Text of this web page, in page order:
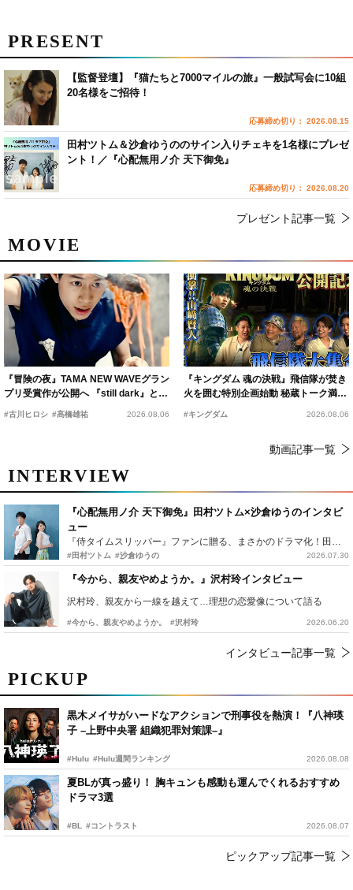
PICKUP
黒木メイサがハードなアクションで刑事役を熱演！『八神瑛
子 –上野中央署 組織犯罪対策課–』
#Hulu #Hulu週間ランキング 2026.08.08
夏BLが真っ盛り！ 胸キュンも感動も運んでくれるおすすめ
ドラマ3選
#BL #コントラスト 2026.08.07
ピックアップ記事一覧
MOVIE
『冒険の夜』TAMA NEW WAVEグラン
プリ受賞作が公開へ 『still dark』と同
#古川ヒロシ #髙橋雄祐 2026.08.06
『キングダム 魂の決戦』飛信隊が焚き
火を囲む特別企画始動 秘蔵トーク満載
#キングダム 2026.08.06
動画記事一覧
INTERVIEW
『心配無用ノ介 天下御免』田村ツトム×沙倉ゆうのインタビ
ュー
『侍タイムスリッパー』ファンに贈る、まさかのドラマ化！田村ツトム×沙倉ゆうのが語る『心配無用ノ介』撮影秘話
#田村ツトム #沙倉ゆうの 2026.07.30
『今から、親友やめようか。』沢村玲インタビュー
沢村玲、親友から一線を越えて…理想の恋愛像について語る
#今から、親友やめようか。 #沢村玲 2026.06.20
インタビュー記事一覧
PRESENT
【監督登壇】『猫たちと7000マイルの旅』一般試写会に10組
20名様をご招待！
応募締め切り： 2026.08.15
田村ツトム＆沙倉ゆうののサイン入りチェキを1名様にプレゼ
ント！／『心配無用ノ介 天下御免』
応募締め切り： 2026.08.20
プレゼント記事一覧